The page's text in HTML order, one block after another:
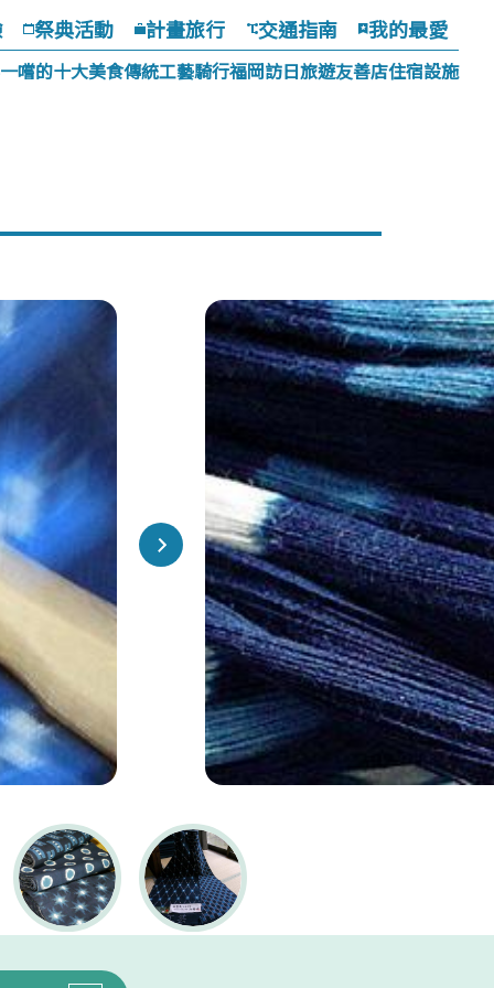
祭典活動 計畫旅行 交通指南 我的最愛
嚐的十大美食傳統工藝騎行福岡訪日旅遊友善店住宿設施